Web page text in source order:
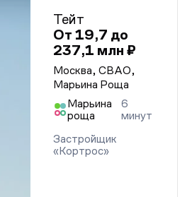
Тейт
От 19,7 до
237,1 млн ₽
Москва, СВАО,
Марьина Роща
Марьина
роща
6
минут
Застройщик
«Кортрос»